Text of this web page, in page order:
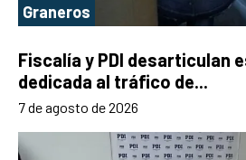
Graneros
Fiscalía y PDI desarticulan
dedicada al tráfico de...
7 de agosto de 2026